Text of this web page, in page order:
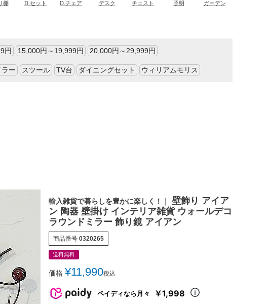
円 15,000円～19,999円 20,000円～29,999円
ー スツール TV台 ダイニングセット ウィリアムモリス
輸入雑貨で暮らしを豊かに楽しく！｜
壁飾り アイア
ン 陶器 壁掛け インテリア雑貨 ウォールデコ
ラウンドミラー 飾り鏡 アイアン
商品番号 0320265
送料無料
価格 ¥11,990税込
ペイディなら月々 ￥1,998